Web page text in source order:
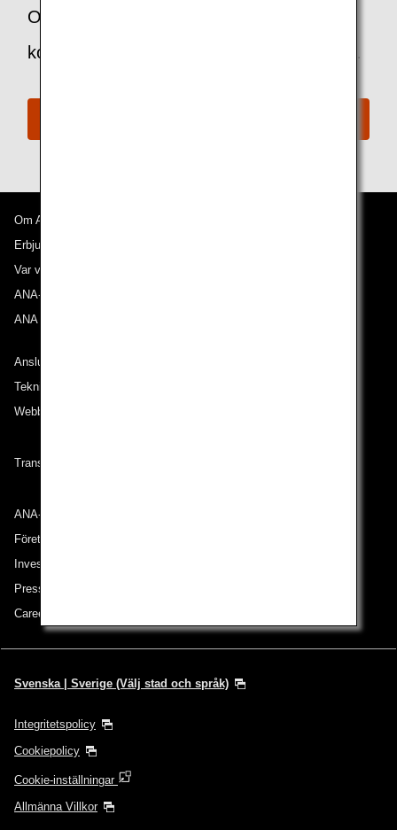
Om du har frågor eller funderingar kan du
kontakta ANA:s disk för funktionsnedsatta.
Om ANA
Erbjudanden och meddelanden
Var våra flyg går till
ANA-upplevelsen
ANA Mileage Club
Anslut till ANA
Teknisk hjälp (Tillgänglighet)
Webbplatskarta
Transportvillkor
ANA-gruppen
Företag i gruppen
Investerarrelationer
Pressmeddelande
Careers (English Only)
Svenska | Sverige (Välj stad och språk)
Integritetspolicy
Cookiepolicy
Cookie-inställningar
Allmänna Villkor